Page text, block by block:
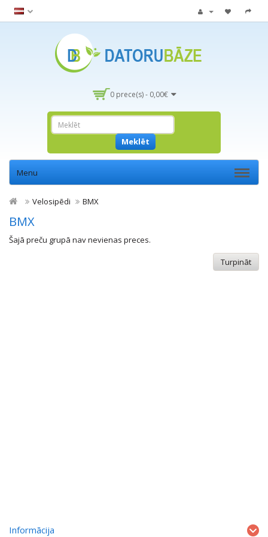
0 prece(s) - 0,00€
Meklēt
Menu
Velosipēdi BMX
BMX
Šajā preču grupā nav nevienas preces.
Turpināt
Informācija